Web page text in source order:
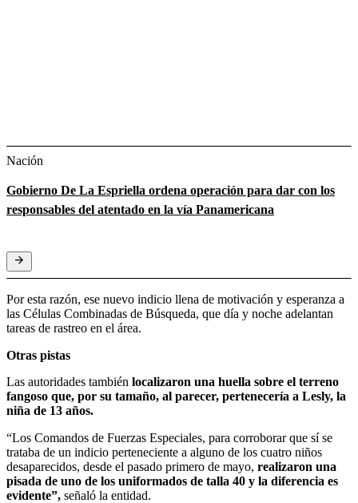
Nación
Gobierno De La Espriella ordena operación para dar con los
responsables del atentado en la vía Panamericana
Por esta razón, ese nuevo indicio llena de motivación y esperanza a
las Células Combinadas de Búsqueda, que día y noche adelantan
tareas de rastreo en el área.
Otras pistas
Las autoridades también localizaron una huella sobre el terreno
fangoso que, por su tamaño, al parecer, pertenecería a Lesly, la
niña de 13 años.
“Los Comandos de Fuerzas Especiales, para corroborar que sí se
trataba de un indicio perteneciente a alguno de los cuatro niños
desaparecidos, desde el pasado primero de mayo, realizaron una
pisada de uno de los uniformados de talla 40 y la diferencia es
evidente”, señaló la entidad.